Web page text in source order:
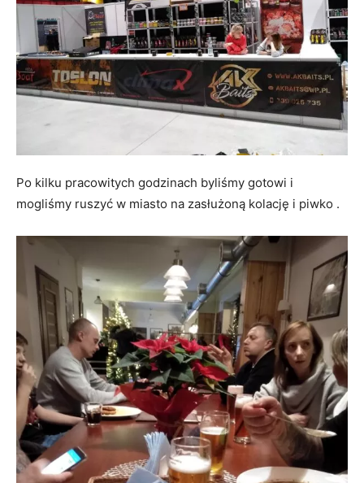
Po kilku pracowitych godzinach byliśmy gotowi i
mogliśmy ruszyć w miasto na zasłużoną kolację i piwko .